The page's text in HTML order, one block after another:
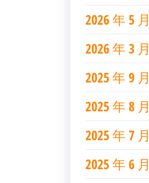
2026 年 5 月
2026 年 3 月
2025 年 9 月
2025 年 8 月
2025 年 7 月
2025 年 6 月